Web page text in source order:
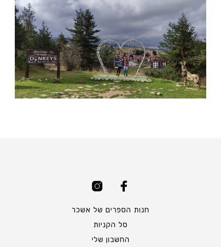
חנות הספרים של אשכר
סל הקניות
החשבון שלי